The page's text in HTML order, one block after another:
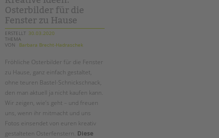
behinderung
–
linksammlung
Osterbilder für die
Fenster zu Hause
ERSTELLT 30.03.2020
THEMA
VON
Barbara Brecht-Hadraschek
Fröhliche Osterbilder für die Fenster
zu Hause, ganz einfach gestaltet,
ohne teuren Bastel-Schnickschnack,
den man aktuell ja nicht kaufen kann.
Wir zeigen, wie’s geht – und freuen
uns, wenn ihr mitmacht und uns
Fotos einsendet von euren kreativ
gestalteten Osterfenstern. Diese